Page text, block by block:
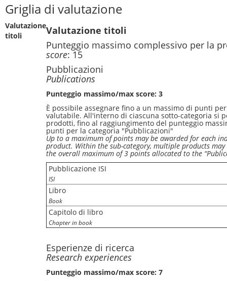
Griglia di valutazione
Valutazione
titoli
Valutazione titoli
Punteggio massimo complessivo per la
score: 15
Pubblicazioni
Publications
Punteggio massimo/max score: 3
È possibile assegnare fino a un massimo di punti
valutabile. All'interno di ciascuna sotto-categoria si
prodotti, fino al raggiungimento del punteggio
punti per la categoria "Pubblicazioni"
Up to a maximum of points may be awarded for each
product. Within the sub-category, multiple products
the overall maximum of 3 points allocated to the
Pubblicazione ISI
ISI
Libro
Book
Capitolo di libro
Chapter in book
Esperienze di ricerca
Research experiences
Punteggio massimo/max score: 7